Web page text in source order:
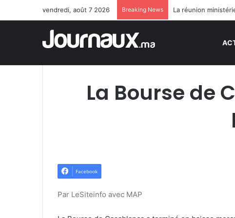
vendredi, août 7 2026 Breaking News
La Bourse de
Facebook
Par LeSiteinfo avec MAP